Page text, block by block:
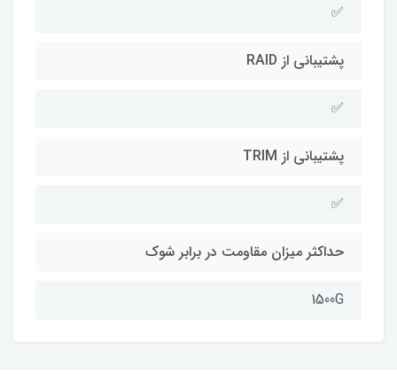
✅
پشتیبانی از RAID
✅
پشتیبانی از TRIM
✅
حداکثر میزان مقاومت در برابر شوک
1500G